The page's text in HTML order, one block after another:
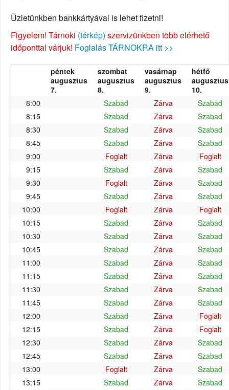
Üzletünkben bankkártyával is lehet fizetni!
Figyelem! Tárnoki (térkép) szervizünkben több elérhető
időponttal várjuk! Foglalás TÁRNOKRA itt >>
péntek
augusztus
7.
szombat
augusztus
8.
vasárnap
augusztus
9.
hétfő
augusztus
10.
8:00
Szabad Zárva
Szabad
8:15
Szabad Zárva
Szabad
8:30
Szabad Zárva
Szabad
8:45
Szabad Zárva
Szabad
9:00
Foglalt Zárva
Foglalt
9:15
Szabad Zárva
Szabad
9:30
Foglalt Zárva
Szabad
9:45
Szabad Zárva
Szabad
10:00
Foglalt Zárva
Foglalt
10:15
Szabad Zárva
Szabad
10:30
Szabad Zárva
Szabad
10:45
Szabad Zárva
Szabad
11:00
Szabad Zárva
Szabad
11:15
Szabad Zárva
Szabad
11:30
Szabad Zárva
Szabad
11:45
Szabad Zárva
Szabad
12:00
Szabad Zárva
Foglalt
12:15
Szabad Zárva
Foglalt
12:30
Szabad Zárva
Szabad
12:45
Szabad Zárva
Szabad
13:00
Foglalt Zárva
Szabad
13:15
Szabad Zárva
Szabad